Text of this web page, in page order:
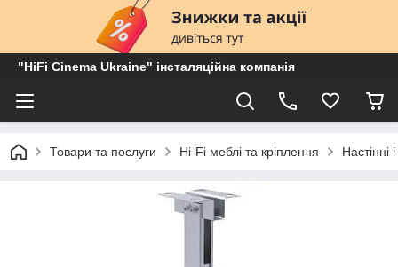
"HiFi Cinema Ukraine" інсталяційна компанія
Товари та послуги Hi-Fi меблі та кріплення Настінні